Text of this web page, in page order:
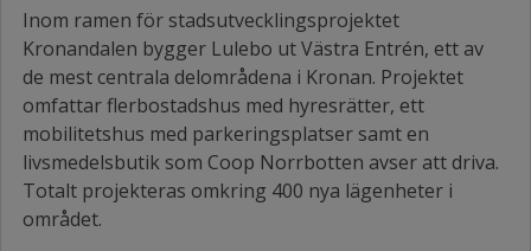
Inom ramen för stadsutvecklingsprojektet
Kronandalen bygger Lulebo ut Västra Entrén, ett av
de mest centrala delområdena i Kronan. Projektet
omfattar flerbostadshus med hyresrätter, ett
mobilitetshus med parkeringsplatser samt en
livsmedelsbutik som Coop Norrbotten avser att driva.
Totalt projekteras omkring 400 nya lägenheter i
området.